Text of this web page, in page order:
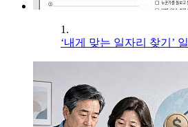
1.
‘내게 맞는 일자리 찾기’